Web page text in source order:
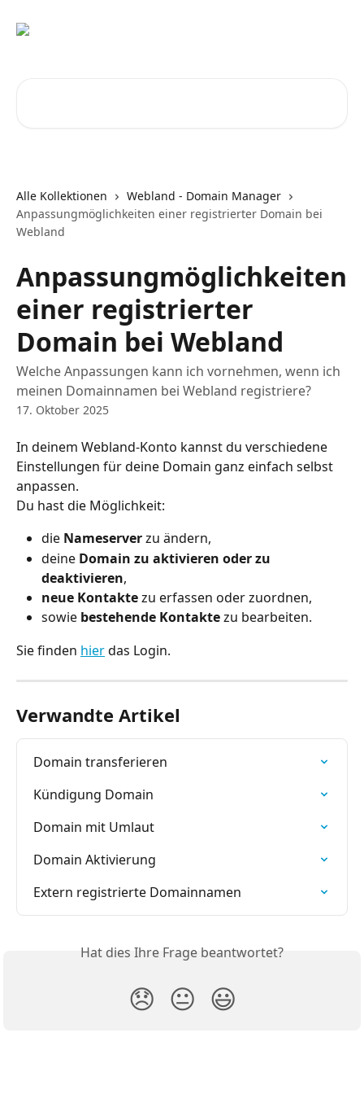
Alle Kollektionen
Webland - Domain Manager
Anpassungmöglichkeiten einer registrierter Domain bei
Webland
Anpassungmöglichkeiten
einer registrierter
Domain bei Webland
Welche Anpassungen kann ich vornehmen, wenn ich
meinen Domainnamen bei Webland registriere?
17. Oktober 2025
In deinem Webland-Konto kannst du verschiedene
Einstellungen für deine Domain ganz einfach selbst
anpassen.
Du hast die Möglichkeit:
die Nameserver zu ändern,
deine Domain zu aktivieren oder zu
deaktivieren,
neue Kontakte zu erfassen oder zuordnen,
sowie bestehende Kontakte zu bearbeiten.
Sie finden hier das Login.
Verwandte Artikel
Domain transferieren
Kündigung Domain
Domain mit Umlaut
Domain Aktivierung
Extern registrierte Domainnamen
Hat dies Ihre Frage beantwortet?
😞 😐 😃